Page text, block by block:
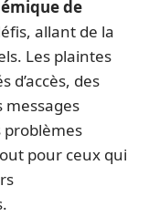
de
allant de la
Les plaintes
des
problèmes
pour ceux qui